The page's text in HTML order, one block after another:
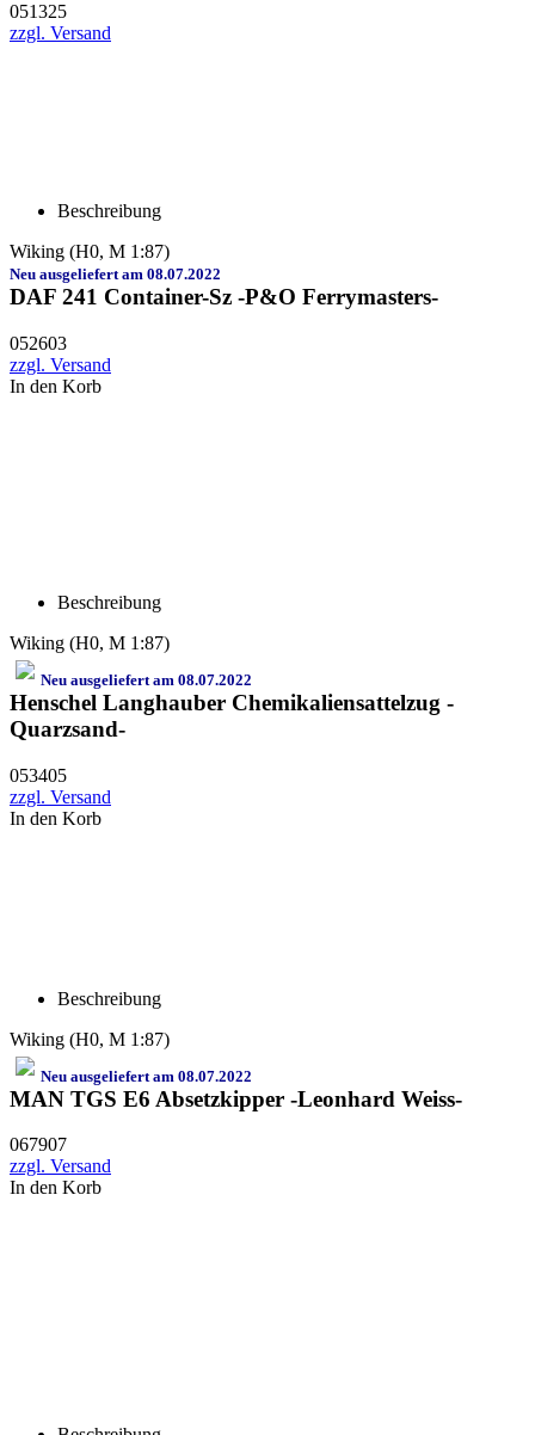
051325
zzgl. Versand
Beschreibung
Wiking (H0, M 1:87)
Neu ausgeliefert am 08.07.2022
DAF 241 Container-Sz -P&O Ferrymasters-
052603
zzgl. Versand
In den Korb
Beschreibung
Wiking (H0, M 1:87)
Neu ausgeliefert am 08.07.2022
Henschel Langhauber Chemikaliensattelzug -
Quarzsand-
053405
zzgl. Versand
In den Korb
Beschreibung
Wiking (H0, M 1:87)
Neu ausgeliefert am 08.07.2022
MAN TGS E6 Absetzkipper -Leonhard Weiss-
067907
zzgl. Versand
In den Korb